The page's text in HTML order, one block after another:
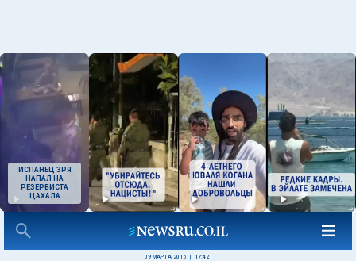
ИСПАНЕЦ ЗРЯ
НАПАЛ НА
РЕЗЕРВИСТА
ЦАХАЛА
09 МАРТА 2015 17:42